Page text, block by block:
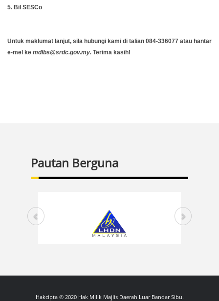
5. Bil SESCo
Untuk maklumat lanjut, sila hubungi kami di talian 084-336077 atau hantar
e-mel ke mdlbs@srdc.gov.my. Terima kasih!
Pautan Berguna
Hakcipta © 2020 Hak Milik Majlis Daerah Luar Bandar Sibu.